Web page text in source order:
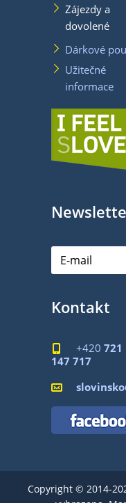
Zájezdy a
dovolené
Dárkové
Užitečné
informace
Kontakt
 +420 721
147 717

Copyright © 2014-